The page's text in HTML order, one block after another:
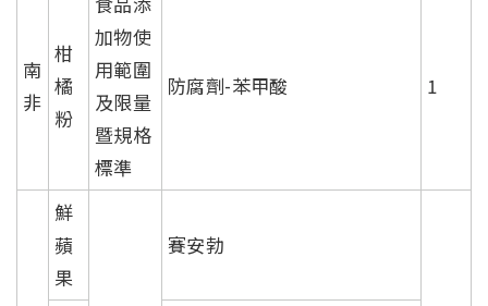
南
非
柑
橘
粉
加物使
用範圍
及限量
暨規格
標準
防腐劑-苯甲酸 1
鮮
蘋
果
賽安勃